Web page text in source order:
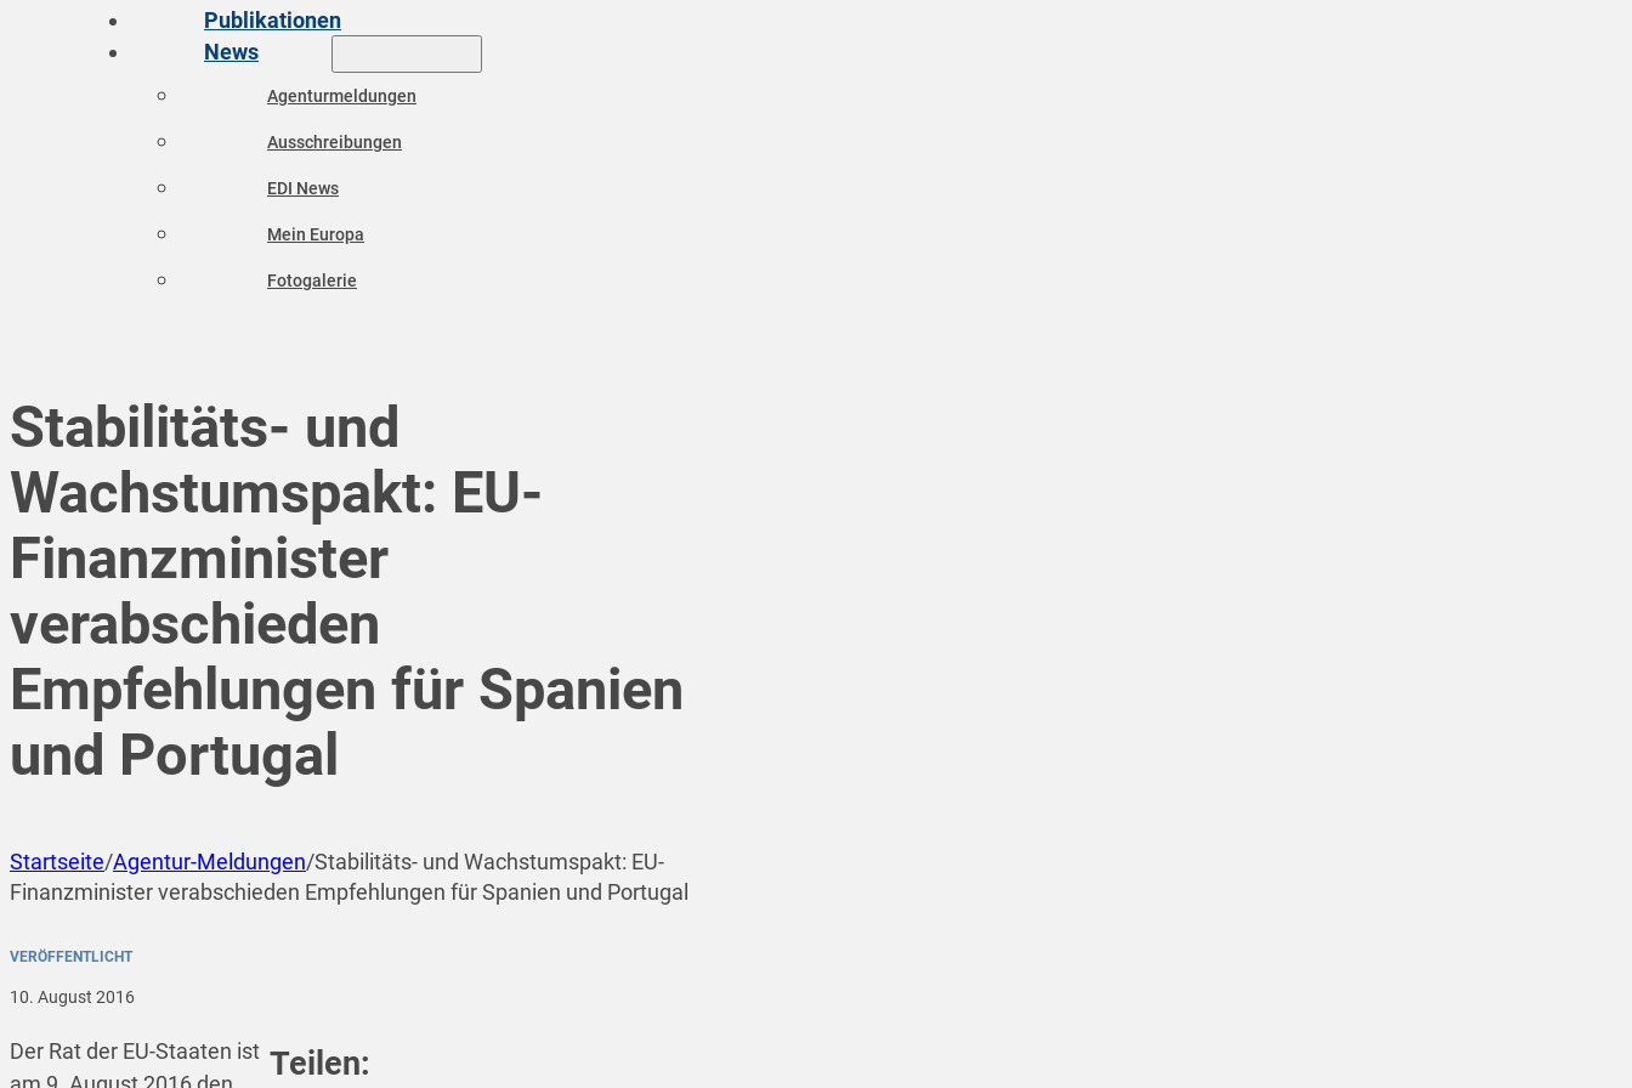
Publikationen
News
Agenturmeldungen
Ausschreibungen
EDI News
Mein Europa
Fotogalerie
Stabilitäts- und
Wachstumspakt: EU-
Finanzminister
verabschieden
Empfehlungen für Spanien
und Portugal
Startseite/Agentur-Meldungen/Stabilitäts- und Wachstumspakt: EU-
Finanzminister verabschieden Empfehlungen für Spanien und Portugal
VERÖFFENTLICHT
10. August 2016
Der Rat der EU-Staaten ist Teilen: